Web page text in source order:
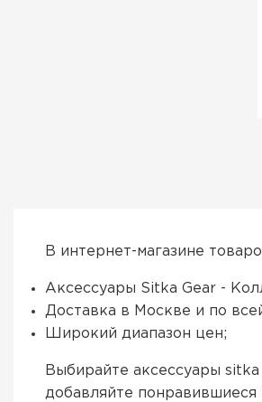
В интернет-магазине
Аксессуары Sitka Gear -
Доставка в Москве и по
Широкий диапазон цен;
Выбирайте аксессуары
добавляйте